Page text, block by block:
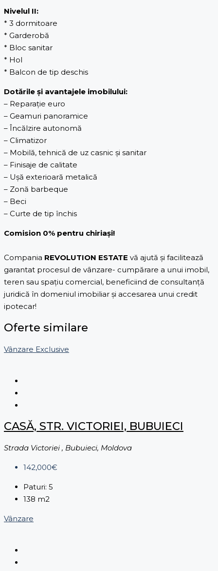
Nivelul II:
* 3 dormitoare
* Garderobă
* Bloc sanitar
* Hol
* Balcon de tip deschis
Dotările și avantajele imobilului:
– Reparație euro
– Geamuri panoramice
– Încălzire autonomă
– Climatizor
– Mobilă, tehnică de uz casnic și sanitar
– Finisaje de calitate
– Ușă exterioară metalică
– Zonă barbeque
– Beci
– Curte de tip închis
Comision 0% pentru chiriași!
Compania REVOLUTION ESTATE vă ajută și facilitează
garantat procesul de vânzare- cumpărare a unui imobil,
teren sau spațiu comercial, beneficiind de consultanță
juridică în domeniul imobiliar și accesarea unui credit
ipotecar!
Oferte similare
Vânzare Exclusive
CASĂ, STR. VICTORIEI, BUBUIECI
Strada Victoriei , Bubuieci, Moldova
142,000€
Paturi: 5
138 m2
Vânzare